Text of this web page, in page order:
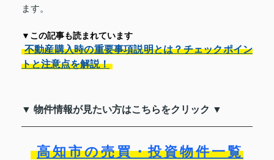
ます。
▼この記事も読まれています
不動産購入時の重要事項説明とは？チェックポイン
トと注意点を解説！
▼ 物件情報が見たい方はこちらをクリック ▼
高知市の売買・投資物件一覧